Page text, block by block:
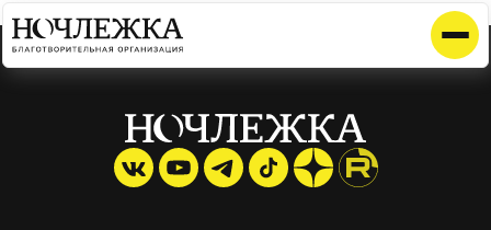
Элемент не найден!